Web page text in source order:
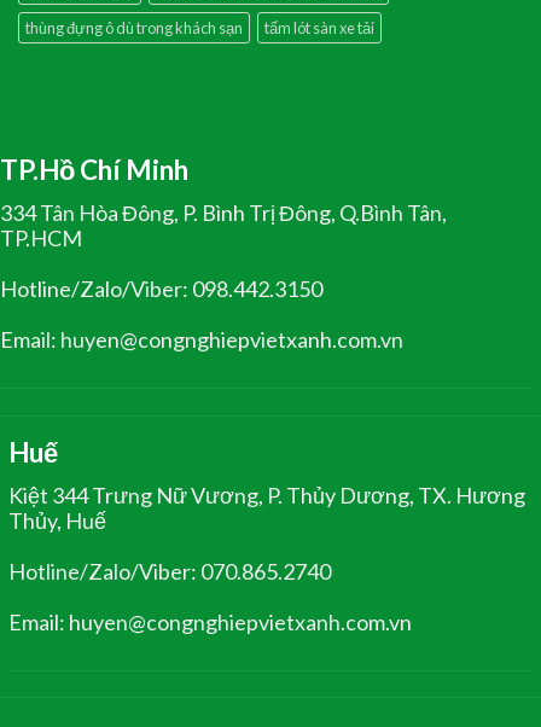
thùng đựng ô dù trong khách sạn
tấm lót sàn xe tải
TP.Hồ Chí Minh
334 Tân Hòa Đông, P. Bình Trị Đông, Q.Bình Tân,
TP.HCM
Hotline/Zalo/Viber: 098.442.3150
Email: huyen@congnghiepvietxanh.com.vn
Huế
Kiệt 344 Trưng Nữ Vương, P. Thủy Dương, TX. Hương
Thủy, Huế
Hotline/Zalo/Viber: 070.865.2740
Email: huyen@congnghiepvietxanh.com.vn